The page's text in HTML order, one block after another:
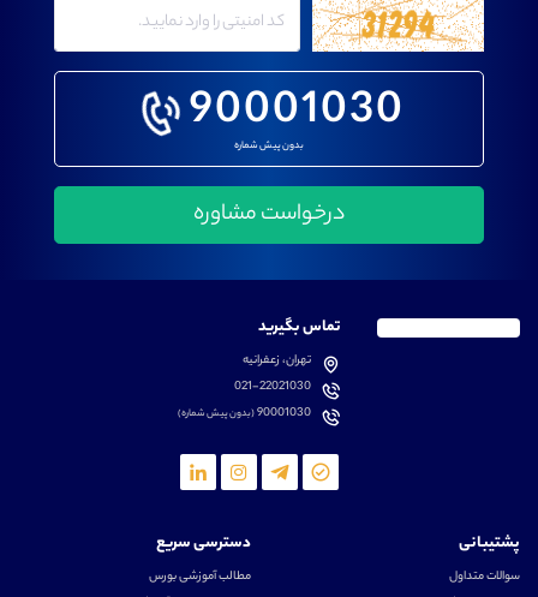
90001030
بدون پیش شماره
تماس بگیرید
تهران، زعفرانیه
021-22021030
90001030(بدون پیش شماره)
پشتیبانی
سوالات متداول
دسترسی سریع
مطالب آموزشی بورس